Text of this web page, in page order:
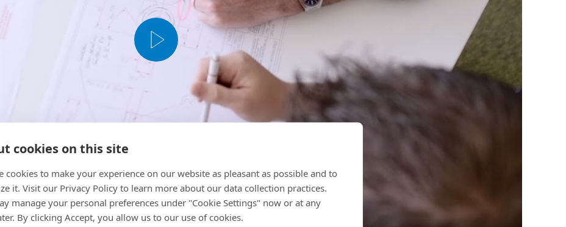
cookies on this site
cookies to make your experience on our website as pleasant as possible and to
it. Visit our Privacy Policy to learn more about our data collection practices.
manage your personal preferences under "Cookie Settings" now or at any
By clicking Accept, you allow us to our use of cookies.